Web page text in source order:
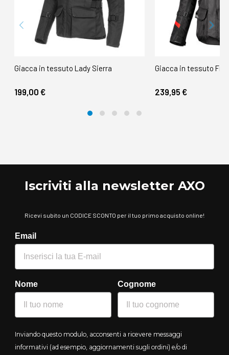
Giacca in tessuto Lady Sierra
199,00 €
Giacca in tessuto
239,95 €
Iscriviti alla newsletter AXO
Ricevi subito un CODICE SCONTO per il tuo primo acquisto online!
Email
Nome Cognome
Inviando questo modulo, acconsenti a ricevere messaggi
informativi (ad esempio, aggiornamenti sugli ordini) e/o di